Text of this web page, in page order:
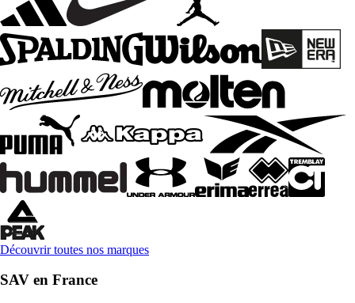
Découvrir toutes nos marques
SAV en France